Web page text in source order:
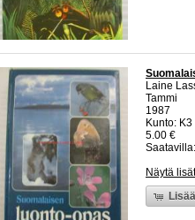
Laine
Tammi
1987
Kunto:
5.00 €
Näytä